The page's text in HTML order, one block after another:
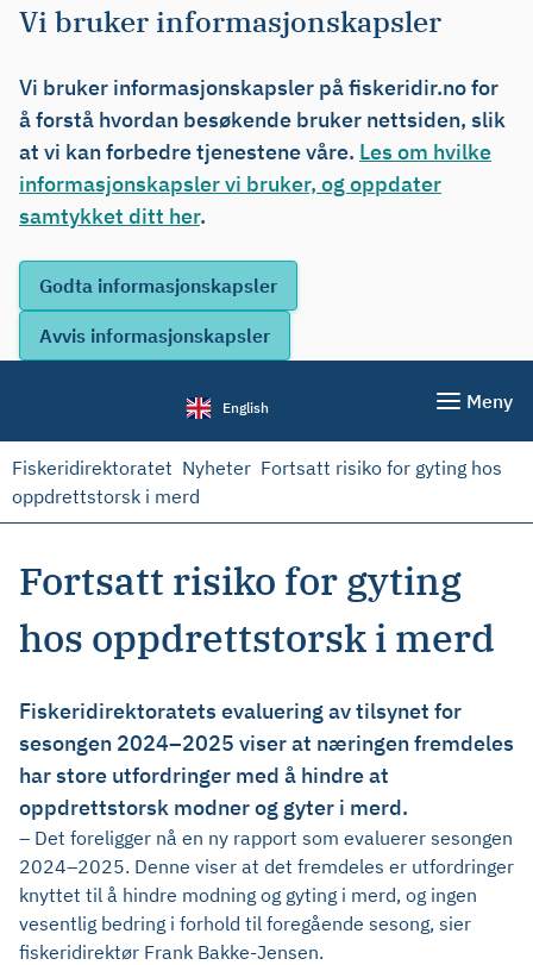
Vi bruker informasjonskapsler
Vi bruker informasjonskapsler på fiskeridir.no for
å forstå hvordan besøkende bruker nettsiden, slik
at vi kan forbedre tjenestene våre. Les om hvilke
informasjonskapsler vi bruker, og oppdater
samtykket ditt her.
English Meny
Fiskeridirektoratet Nyheter Fortsatt risiko for gyting hos
oppdrettstorsk i merd
Fortsatt risiko for gyting
hos oppdrettstorsk i merd
Fiskeridirektoratets evaluering av tilsynet for
sesongen 2024–2025 viser at næringen fremdeles
har store utfordringer med å hindre at
oppdrettstorsk modner og gyter i merd.
– Det foreligger nå en ny rapport som evaluerer sesongen
2024–2025. Denne viser at det fremdeles er utfordringer
knyttet til å hindre modning og gyting i merd, og ingen
vesentlig bedring i forhold til foregående sesong, sier
fiskeridirektør Frank Bakke-Jensen.